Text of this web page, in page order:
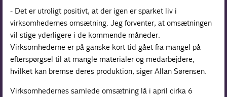
- Det er utroligt positivt, at der igen er sparket liv i
virksomhedernes omsætning. Jeg forventer, at omsætningen
vil stige yderligere i de kommende måneder.
Virksomhederne er på ganske kort tid gået fra mangel på
efterspørgsel til at mangle materialer og medarbejdere,
hvilket kan bremse deres produktion, siger Allan Sørensen.
Virksomhedernes samlede omsætning lå i april cirka 6